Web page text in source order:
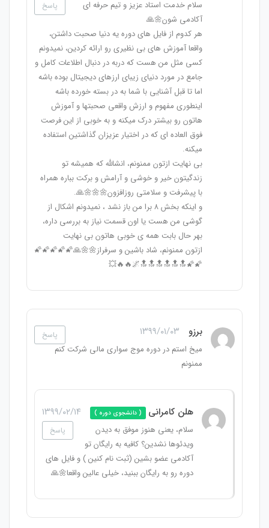
پاسخ
سلام خدمت استاد عزیز و تیم حرفه ای
آکادمی شون🌼🙏
هر کدوم از فایل های دوره یه دنیا صحبت داشتن،
واقعا آموزش های بی نظیری رو ارائه کردین، نمیدونم
کسی مثل من هست که دربه در دنبال اطلاعات کامل و
جامع در مورد دنیای زیبای ارزهای دیجیتال بوده باشه
اما تا قبل آشنایی با شما به در بسته خورده باشه
اینطوری مفهوم و ارزش واقعی صحبتها و آموزش
هاتون رو بیشتر درک میکنه و به خوبی از این فرصت
فوق العاده ای که در اختیار عزیزان گذاشتین استفاده
میکنه.
بی نهایت ازتون ممنونم، انشالله که همیشه تو
زندگیتون خیر و خوشی و آرامش و برکت بباره همراه
با پیشرفت و سلامتی روزافزون🌼🌼🌼🙏.
و اینکه بخش ۸ برا من باز نشد ، نمیدونم اشکال از
گوشی من هست یا اون قسمت نیاز به بررسی داره،
بهر حال بابت همه ی خوبی هاتون بی نهایت
ازتون ممنونم، شاد باشین و سرفراز🌼🌼🙏🌠🌠🌠🌠🌠
🌠🌠🔝🔝🔝🔝🔝🔝🌌🔥🔥💥
برزو ۱۳۹۹/۰۱/۰۳ پاسخ
میخ استم در دوره موج سواری مالی شرکت کنم
ممنونم
هلن کامرانی ( دانشجوی دوره ) ۱۳۹۹/۰۲/۱۴
پاسخ
سلام، یعنی هنوز موفق به دیدن
ویدئوها نشدین؟ کافیه به رایگان تو
آکادمی عضو بشین (ثبت نام کنین ) و فایل های
دوره رو به رایگان ببنید، خیلی عالین واقعا🌼🙏